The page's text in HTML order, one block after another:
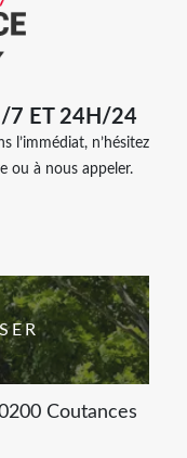
7 ET 24H/24
l’immédiat, n’hésitez
ou à nous appeler.
Coutances